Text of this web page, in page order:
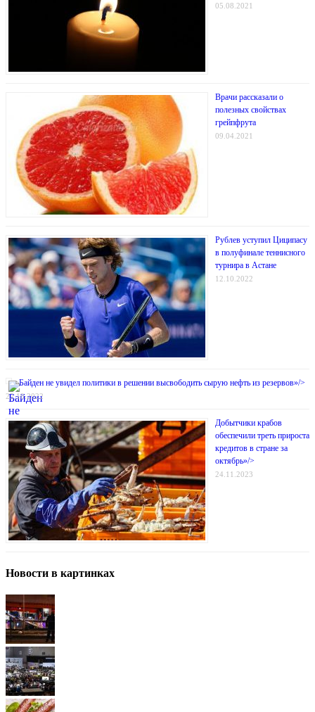
05.08.2021
Врачи рассказали о
полезных свойствах
грейпфрута
09.04.2021
Рублев уступил Циципасу
в полуфинале теннисного
турнира в Астане
12.10.2022
Байден не увидел политики в решении высвободить сырую нефть из резервов»/>
22.10.2022
Добытчики крабов
обеспечили треть прироста
кредитов в стране за
октябрь»/>
24.11.2023
Новости в картинках